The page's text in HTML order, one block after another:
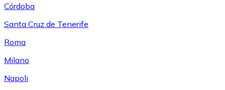
Córdoba
Santa Cruz de Tenerife
Roma
Milano
Napoli